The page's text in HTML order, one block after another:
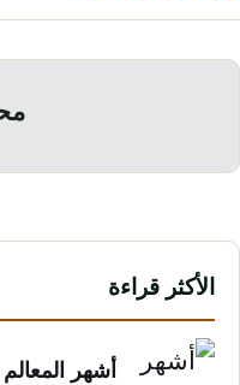
الأكثر قراءة
أشهر